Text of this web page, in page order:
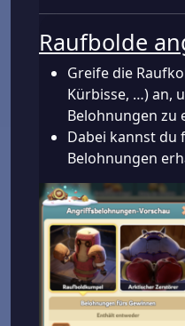
Raufbolde
Greife die
Kürbisse, …) an,
Belohnungen zu
Dabei kannst du
Belohnungen